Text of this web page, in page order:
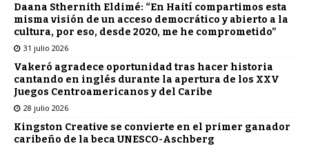
Daana Sthernith Eldimé: “En Haití compartimos esta
misma visión de un acceso democrático y abierto a la
cultura, por eso, desde 2020, me he comprometido”
31 julio 2026
Vakeró agradece oportunidad tras hacer historia
cantando en inglés durante la apertura de los XXV
Juegos Centroamericanos y del Caribe
28 julio 2026
Kingston Creative se convierte en el primer ganador
caribeño de la beca UNESCO-Aschberg